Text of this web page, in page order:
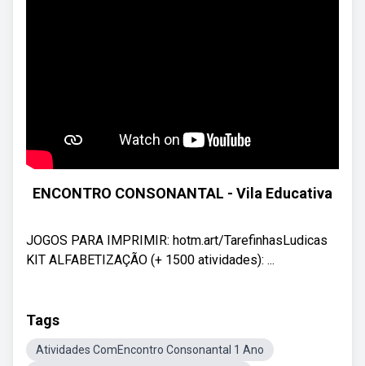
ENCONTRO CONSONANTAL - Vila Educativa
JOGOS PARA IMPRIMIR: hotm.art/TarefinhasLudicas
KIT ALFABETIZAÇÃO (+ 1500 atividades): ...
Tags
Atividades ComEncontro Consonantal 1 Ano